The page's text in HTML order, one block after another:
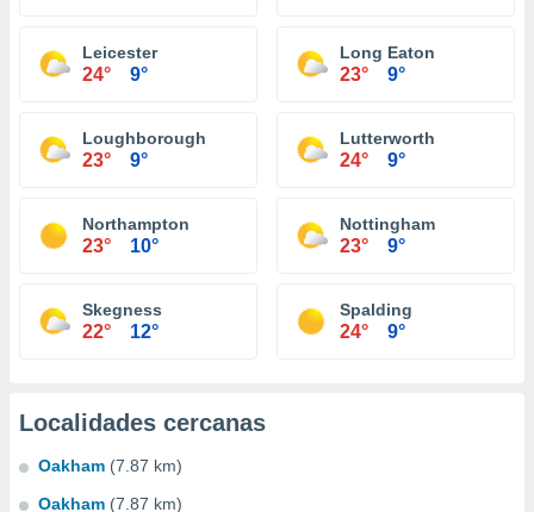
Leicester
24° 9°
Long Eaton
23° 9°
Loughborough
23° 9°
Lutterworth
24° 9°
Northampton
23° 10°
Nottingham
23° 9°
Skegness
22° 12°
Spalding
24° 9°
Localidades cercanas
Oakham (7.87 km)
Oakham (7.87 km)